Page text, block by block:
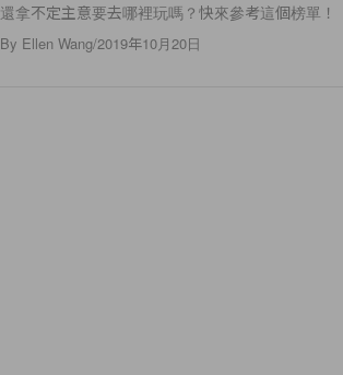
還拿不定主意要去哪裡玩嗎？快來參考這個榜單！
By Ellen Wang/2019年10月20日